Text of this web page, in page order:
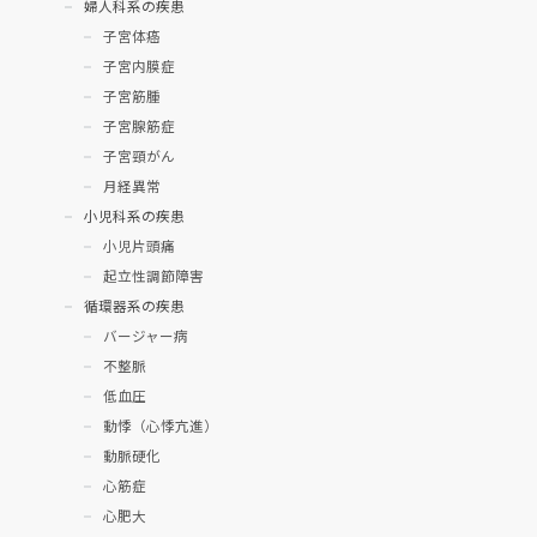
婦人科系の疾患
子宮体癌
子宮内膜症
子宮筋腫
子宮腺筋症
子宮頸がん
月経異常
小児科系の疾患
小児片頭痛
起立性調節障害
循環器系の疾患
バージャー病
不整脈
低血圧
動悸（心悸亢進）
動脈硬化
心筋症
心肥大